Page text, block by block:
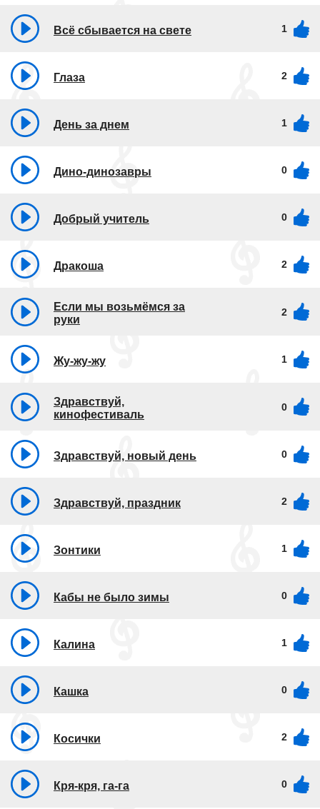
Всё сбывается на свете 1
Глаза 2
День за днем 1
Дино-динозавры 0
Добрый учитель 0
Дракоша 2
Если мы возьмёмся за
руки
2
Жу-жу-жу 1
Здравствуй,
кинофестиваль
0
Здравствуй, новый день 0
Здравствуй, праздник 2
Зонтики 1
Кабы не было зимы 0
Калина 1
Кашка 0
Косички 2
Кря-кря, га-га 0